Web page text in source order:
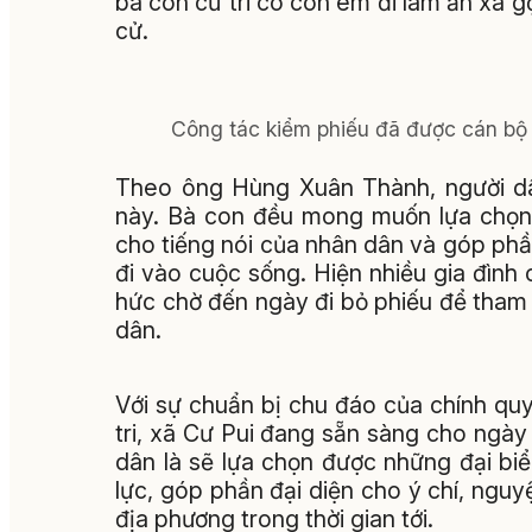
cử.
Công tác kiểm phiếu đã được cán
Theo ông Hùng Xuân Thành, người
này. Bà con đều mong muốn lựa
cho tiếng nói của nhân dân và góp
đi vào cuộc sống. Hiện nhiều gia
hức chờ đến ngày đi bỏ phiếu để
dân.
Với sự chuẩn bị chu đáo của chính
tri, xã Cư Pui đang sẵn sàng cho
dân là sẽ lựa chọn được những đại
lực, góp phần đại diện cho ý chí,
địa phương trong thời gian tới.